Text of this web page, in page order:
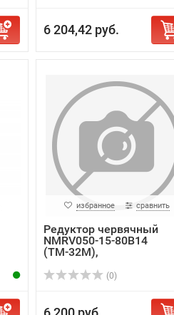
6 204,42 руб.
избранное сравнить
Редуктор червячный
NMRV050-15-80В14
(ТМ-32М),
(0)